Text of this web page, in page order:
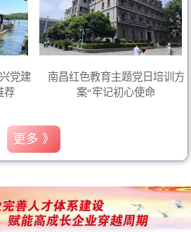
党建
荐
南昌红色教育主题党日培训方
案“牢记初心使命
更多 》